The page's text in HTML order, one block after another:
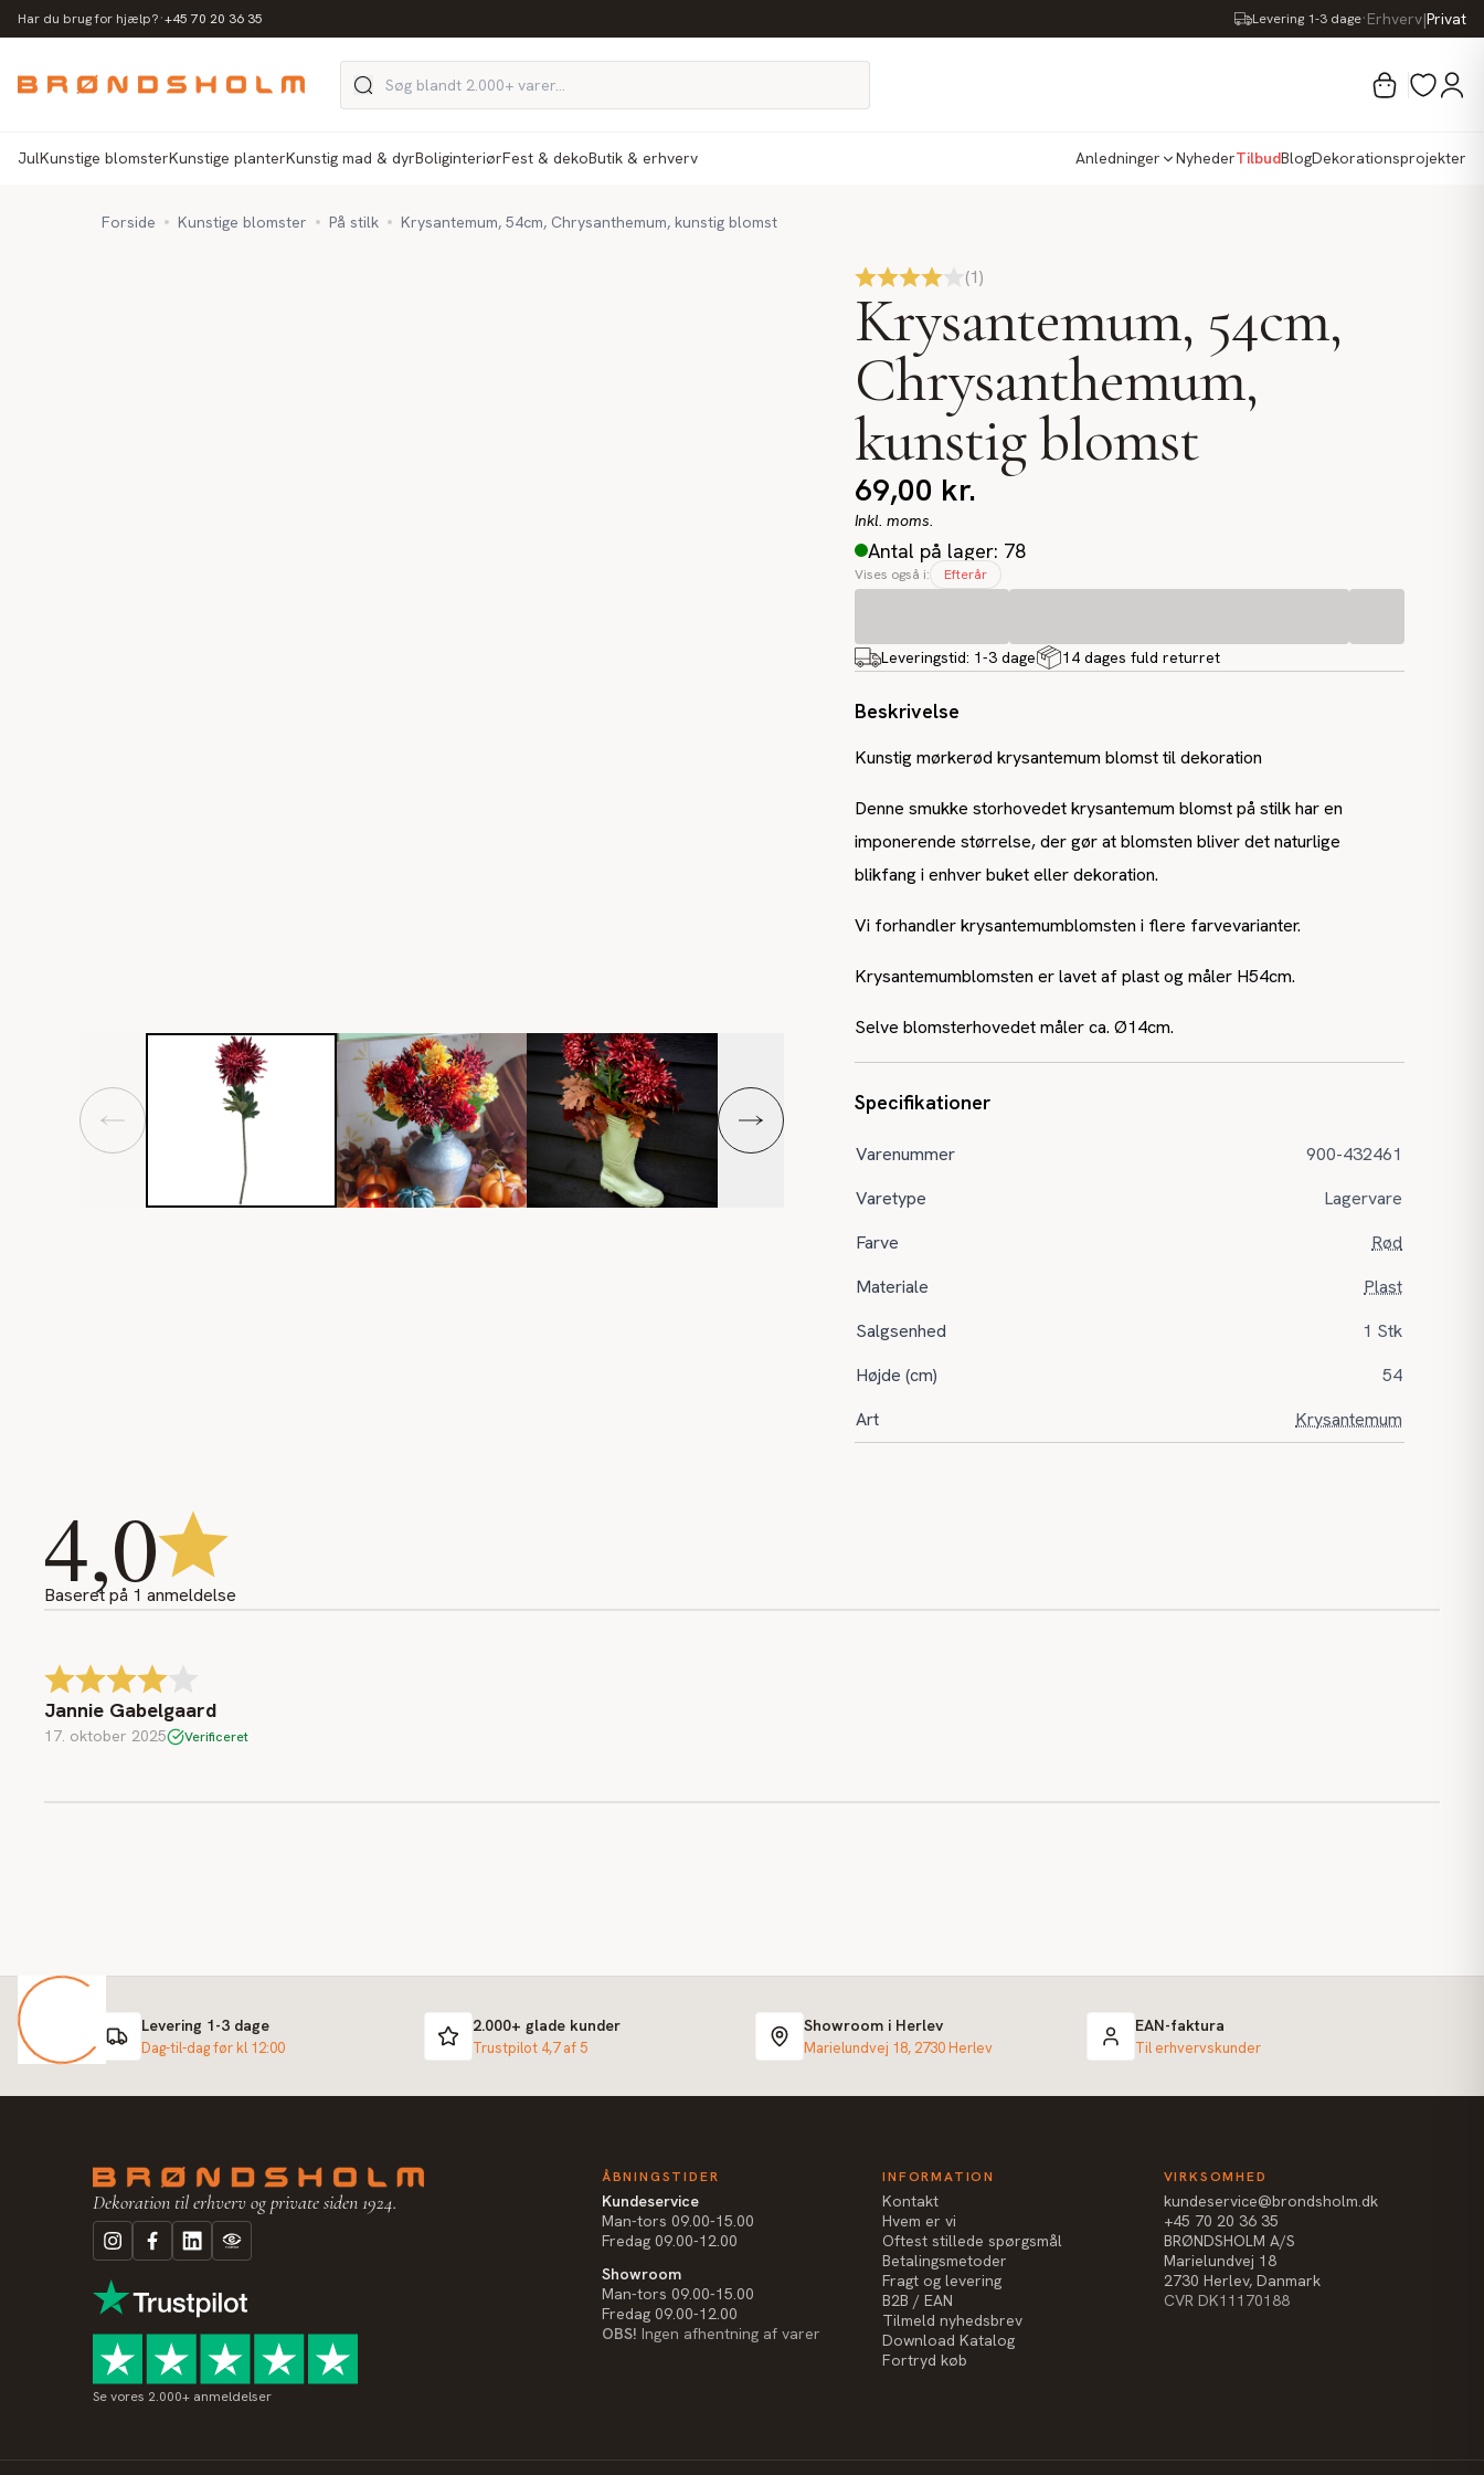
Har du brug for hjælp?·+45 70 20 36 35 Levering 1-3 dage·Erhverv|Privat
JulKunstige blomsterKunstige planterKunstig mad & dyrBoliginteriørFest & dekoButik & erhverv Anledninger NyhederTilbudBlogDekorationsprojekter
Forside Kunstige blomster På stilk Krysantemum, 54cm, Chrysanthemum, kunstig blomst
(1)
Krysantemum, 54cm,
Chrysanthemum,
kunstig blomst
69,00 kr.
Inkl. moms.
Antal på lager: 78
Vises også i: Efterår
Leveringstid: 1-3 dage 14 dages fuld returret
Beskrivelse
Kunstig mørkerød krysantemum blomst til dekoration
Denne smukke storhovedet krysantemum blomst på stilk har en
imponerende størrelse, der gør at blomsten bliver det naturlige
blikfang i enhver buket eller dekoration.
Vi forhandler krysantemumblomsten i flere farvevarianter.
Krysantemumblomsten er lavet af plast og måler H54cm.
Selve blomsterhovedet måler ca. Ø14cm.
Specifikationer
Varenummer
900-432461
Varetype
Lagervare
Farve
Rød
Materiale
Plast
Salgsenhed
1 Stk
Højde (cm)
54
Art
Krysantemum
4,0
Baseret på 1 anmeldelse
Jannie Gabelgaard
17. oktober 2025 Verificeret
Levering 1-3 dage
Dag-til-dag før kl 12:00
2.000+ glade kunder
Trustpilot 4,7 af 5
Showroom i Herlev
Marielundvej 18, 2730 Herlev
EAN-faktura
Til erhvervskunder
Dekoration til erhverv og private siden 1924.
Se vores 2.000+ anmeldelser
ÅBNINGSTIDER
Kundeservice
Man-tors 09.00-15.00
Fredag 09.00-12.00
Showroom
Man-tors 09.00-15.00
Fredag 09.00-12.00
OBS! Ingen afhentning af varer
INFORMATION
Kontakt
Hvem er vi
Oftest stillede spørgsmål
Betalingsmetoder
Fragt og levering
B2B / EAN
Tilmeld nyhedsbrev
Download Katalog
Fortryd køb
VIRKSOMHED
kundeservice@brondsholm.dk
+45 70 20 36 35
BRØNDSHOLM A/S
Marielundvej 18
2730 Herlev, Danmark
CVR DK11170188